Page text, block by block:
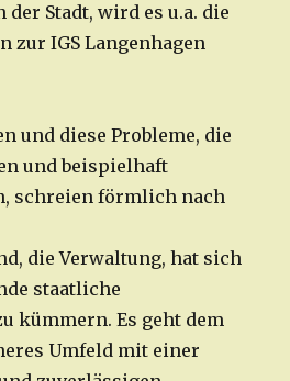
der Stadt, wird es u.a. die
zur IGS Langenhagen
und diese Probleme, die
und beispielhaft
schreien förmlich nach
die Verwaltung, hat sich
staatliche
kümmern. Es geht dem
Umfeld mit einer